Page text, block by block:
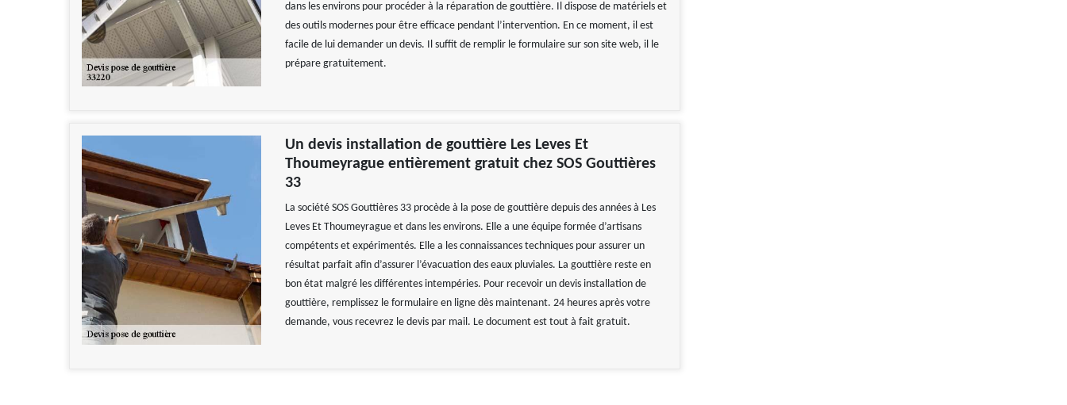
dans les environs pour procéder à la réparation de gouttière. Il dispose de matériels et
des outils modernes pour être efficace pendant l’intervention. En ce moment, il est
facile de lui demander un devis. Il suffit de remplir le formulaire sur son site web, il le
prépare gratuitement.
Un devis installation de gouttière Les Leves Et
Thoumeyrague entièrement gratuit chez SOS Gouttières
33
La société SOS Gouttières 33 procède à la pose de gouttière depuis des années à Les
Leves Et Thoumeyrague et dans les environs. Elle a une équipe formée d’artisans
compétents et expérimentés. Elle a les connaissances techniques pour assurer un
résultat parfait afin d’assurer l’évacuation des eaux pluviales. La gouttière reste en
bon état malgré les différentes intempéries. Pour recevoir un devis installation de
gouttière, remplissez le formulaire en ligne dès maintenant. 24 heures après votre
demande, vous recevrez le devis par mail. Le document est tout à fait gratuit.